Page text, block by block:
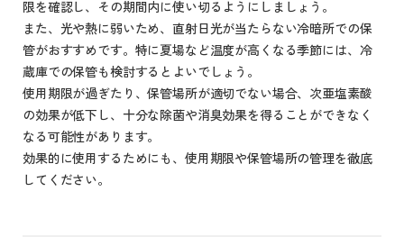
限を確認し、その期間内に使い切るようにしましょう。
また、光や熱に弱いため、直射日光が当たらない冷暗所での保
管がおすすめです。特に夏場など温度が高くなる季節には、冷
蔵庫での保管も検討するとよいでしょう。
使用期限が過ぎたり、保管場所が適切でない場合、次亜塩素酸
の効果が低下し、十分な除菌や消臭効果を得ることができなく
なる可能性があります。
効果的に使用するためにも、使用期限や保管場所の管理を徹底
してください。